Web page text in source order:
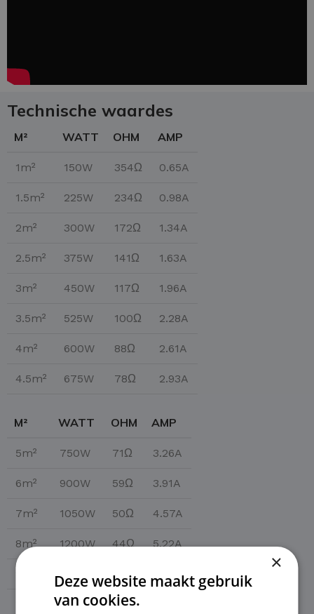
Technische waardes
M² WATT OHM AMP
1m² 150W 354Ω 0.65A
1.5m² 225W 234Ω 0.98A
2m² 300W 172Ω 1.34A
2.5m² 375W 141Ω 1.63A
3m² 450W 117Ω 1.96A
3.5m² 525W 100Ω 2.28A
4m² 600W 88Ω 2.61A
4.5m² 675W 78Ω 2.93A
M² WATT OHM AMP
5m² 750W 71Ω 3.26A
6m² 900W 59Ω 3.91A
7m² 1050W 50Ω 4.57A
8m² 1200W 44Ω 5.22A
1350W 39Ω
1500W 35Ω
×
Deze website maakt gebruik
van cookies.